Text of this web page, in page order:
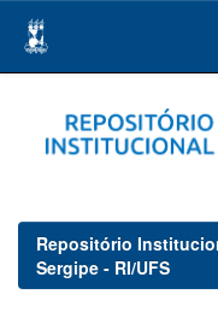
navigation
Repositório
Sergipe - RI/UFS